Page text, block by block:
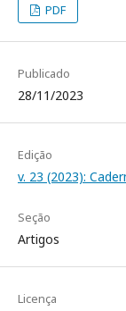
PDF
Publicado
28/11/2023
Edição
v. 23 (2023):
Seção
Artigos
Licença